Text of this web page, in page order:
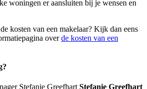
woningen er aansluiten bij je wensen en
kosten van een makelaar? Kijk dan eens
overde kosten van een
Stefanie Greefhart